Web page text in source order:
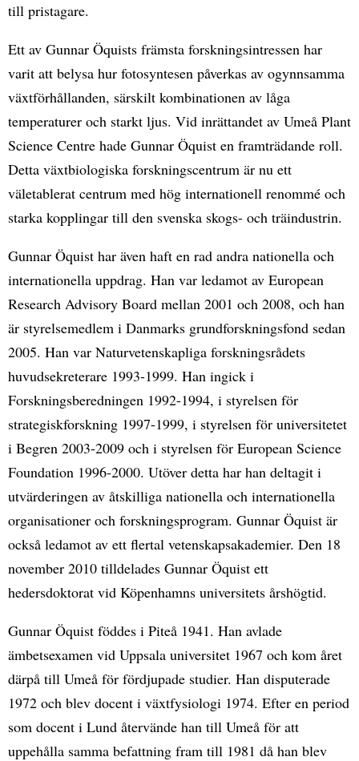
till pristagare.
Ett av Gunnar Öquists främsta forskningsintressen har
varit att belysa hur fotosyntesen påverkas av ogynnsamma
växtförhållanden, särskilt kombinationen av låga
temperaturer och starkt ljus. Vid inrättandet av Umeå Plant
Science Centre hade Gunnar Öquist en framträdande roll.
Detta växtbiologiska forskningscentrum är nu ett
väletablerat centrum med hög internationell renommé och
starka kopplingar till den svenska skogs- och träindustrin.
Gunnar Öquist har även haft en rad andra nationella och
internationella uppdrag. Han var ledamot av European
Research Advisory Board mellan 2001 och 2008, och han
är styrelsemedlem i Danmarks grundforskningsfond sedan
2005. Han var Naturvetenskapliga forskningsrådets
huvudsekreterare 1993-1999. Han ingick i
Forskningsberedningen 1992-1994, i styrelsen för
strategiskforskning 1997-1999, i styrelsen för universitetet
i Begren 2003-2009 och i styrelsen för European Science
Foundation 1996-2000. Utöver detta har han deltagit i
utvärderingen av åtskilliga nationella och internationella
organisationer och forskningsprogram. Gunnar Öquist är
också ledamot av ett flertal vetenskapsakademier. Den 18
november 2010 tilldelades Gunnar Öquist ett
hedersdoktorat vid Köpenhamns universitets årshögtid.
Gunnar Öquist föddes i Piteå 1941. Han avlade
ämbetsexamen vid Uppsala universitet 1967 och kom året
därpå till Umeå för fördjupade studier. Han disputerade
1972 och blev docent i växtfysiologi 1974. Efter en period
som docent i Lund återvände han till Umeå för att
uppehålla samma befattning fram till 1981 då han blev